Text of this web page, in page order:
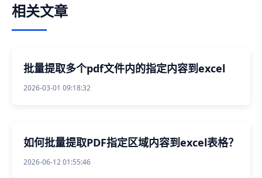
相关文章
批量提取多个pdf文件内的指定内容到excel
2026-03-01 09:18:32
如何批量提取PDF指定区域内容到excel表格？
2026-06-12 01:55:46